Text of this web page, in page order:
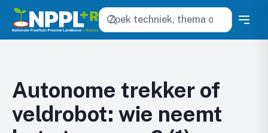
Zoeken
Autonome trekker of
veldrobot: wie neemt